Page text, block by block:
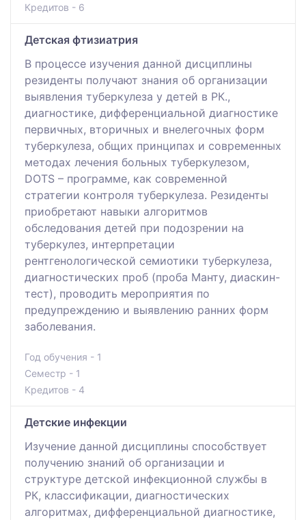
Кредитов - 6
Детская фтизиатрия
В процессе изучения данной дисциплины
резиденты получают знания об организации
выявления туберкулеза у детей в РК.,
диагностике, дифференциальной диагностике
первичных, вторичных и внелегочных форм
туберкулеза, общих принципах и современных
методах лечения больных туберкулезом,
DOTS – программе, как современной
стратегии контроля туберкулеза. Резиденты
приобретают навыки алгоритмов
обследования детей при подозрении на
туберкулез, интерпретации
рентгенологической семиотики туберкулеза,
диагностических проб (проба Манту, диаскин-
тест), проводить мероприятия по
предупреждению и выявлению ранних форм
заболевания.
Год обучения - 1
Семестр - 1
Кредитов - 4
Детские инфекции
Изучение данной дисциплины способствует
получению знаний об организации и
структуре детской инфекционной службы в
РК, классификации, диагностических
алгоритмах, дифференциальной диагностике,